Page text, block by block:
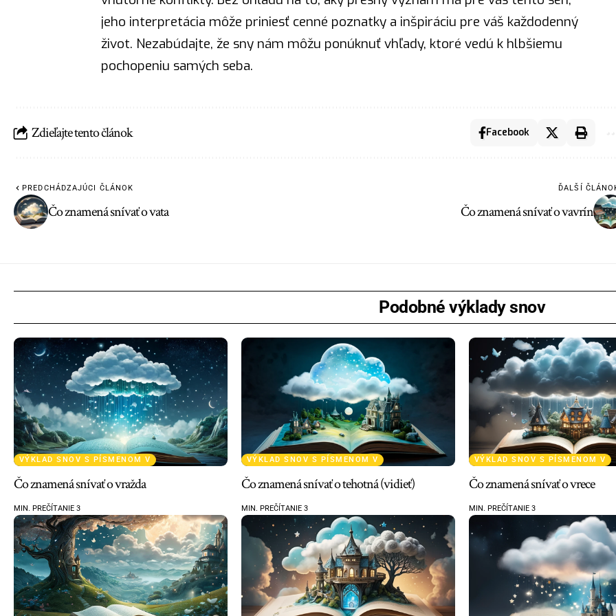
jeho interpretácia môže priniesť cenné poznatky a inšpiráciu pre váš každodenný
život. Nezabúdajte, že sny nám môžu ponúknuť vhľady, ktoré vedú k hlbšiemu
pochopeniu samých seba.
Zdieľajte tento článok Facebook
PREDCHÁDZAJÚCI ČLÁNOK
Čo znamená snívať o vata
ĎALŠÍ
Čo znamená snívať o vavrín
Podobné výklady snov
VÝKLAD SNOV S PÍSMENOM V
Čo znamená snívať o vražda
MIN. PREČÍTANIE 3
VÝKLAD SNOV S PÍSMENOM V
Čo znamená snívať o tehotná (vidieť)
MIN. PREČÍTANIE 3
VÝKLAD SNOV S PÍSMENOM V
Čo znamená snívať o vrece
MIN. PREČÍTANIE 3